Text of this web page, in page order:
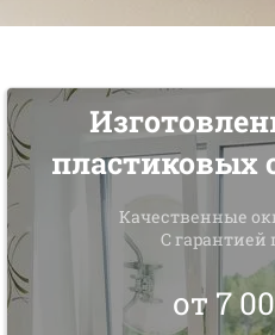
пластиковых
Качественные
С гарантией
от 7